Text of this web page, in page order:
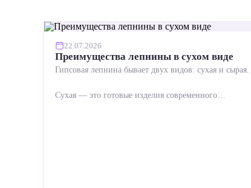
22.07.2026
Преимущества лепнины в сухом виде
Гипсовая лепнина бывает двух видов: сухая и сырая.
Сухая — это готовые изделия современного